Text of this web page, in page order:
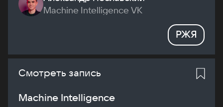
Machine Intelligence VK
РЖЯ
Смотреть запись
Machine Intelligence